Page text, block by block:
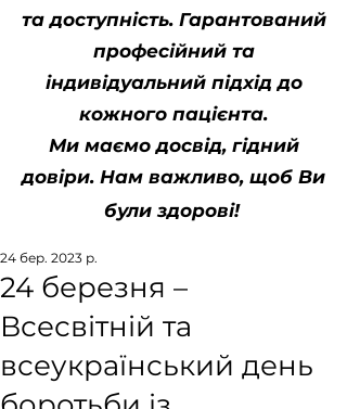
та доступність. Гарантований
професійний та
індивідуальний підхід до
кожного пацієнта.
Ми маємо досвід, гідний
довіри. Нам важливо, щоб Ви
були здорові!
24 березня –
Всесвітній та
всеукраїнський день
24 бер. 2023 р.